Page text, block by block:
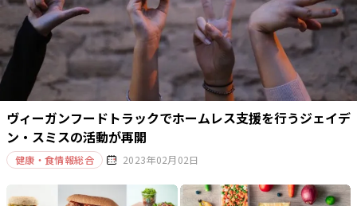
ヴィーガンフードトラックでホームレス支援を行うジェイデ
ン・スミスの活動が再開
健康・食情報総合 2023年02月02日